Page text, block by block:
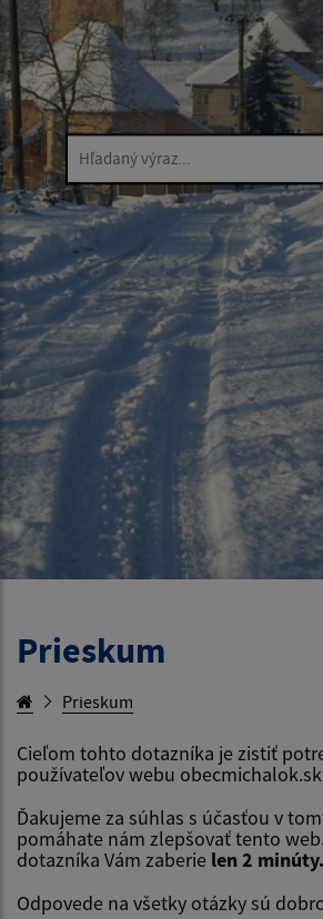
Hľadaný výraz...
Prieskum
Prieskum
Cieľom tohto dotazníka je zistiť
používateľov webu obecmichalok.sk
Ďakujeme za súhlas s účasťou v
pomáhate nám zlepšovať tento
dotazníka Vám zaberie len 2 minúty.
Odpovede na všetky otázky sú